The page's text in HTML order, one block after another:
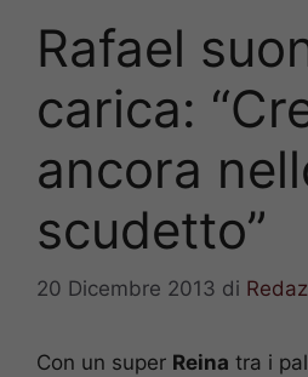
Rafael
carica:
ancora
scudetto”
20 Dicembre 2013 di
Con un super Reina tra i